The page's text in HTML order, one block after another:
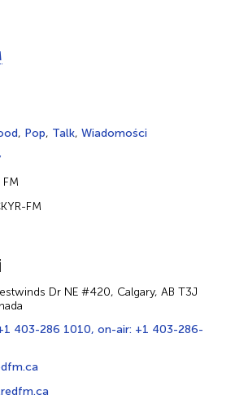
, Pop, Talk, Wiadomości
FM
Dr NE #420, Calgary, AB T3J
403-286 1010, on-air: +1 403-286-